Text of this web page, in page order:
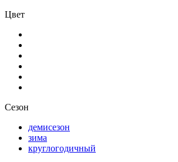
Цвет
Сезон
демисезон
зима
круглогодичный